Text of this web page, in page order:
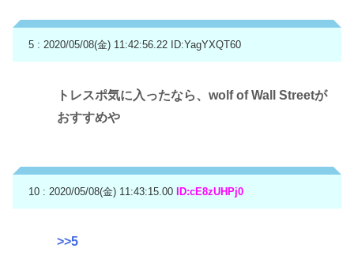
5 : 2020/05/08(金) 11:42:56.22 ID:YagYXQT60
トレスポ気に入ったなら、wolf of Wall Streetが
おすすめや
10 : 2020/05/08(金) 11:43:15.00 ID:cE8zUHPj0
>>5